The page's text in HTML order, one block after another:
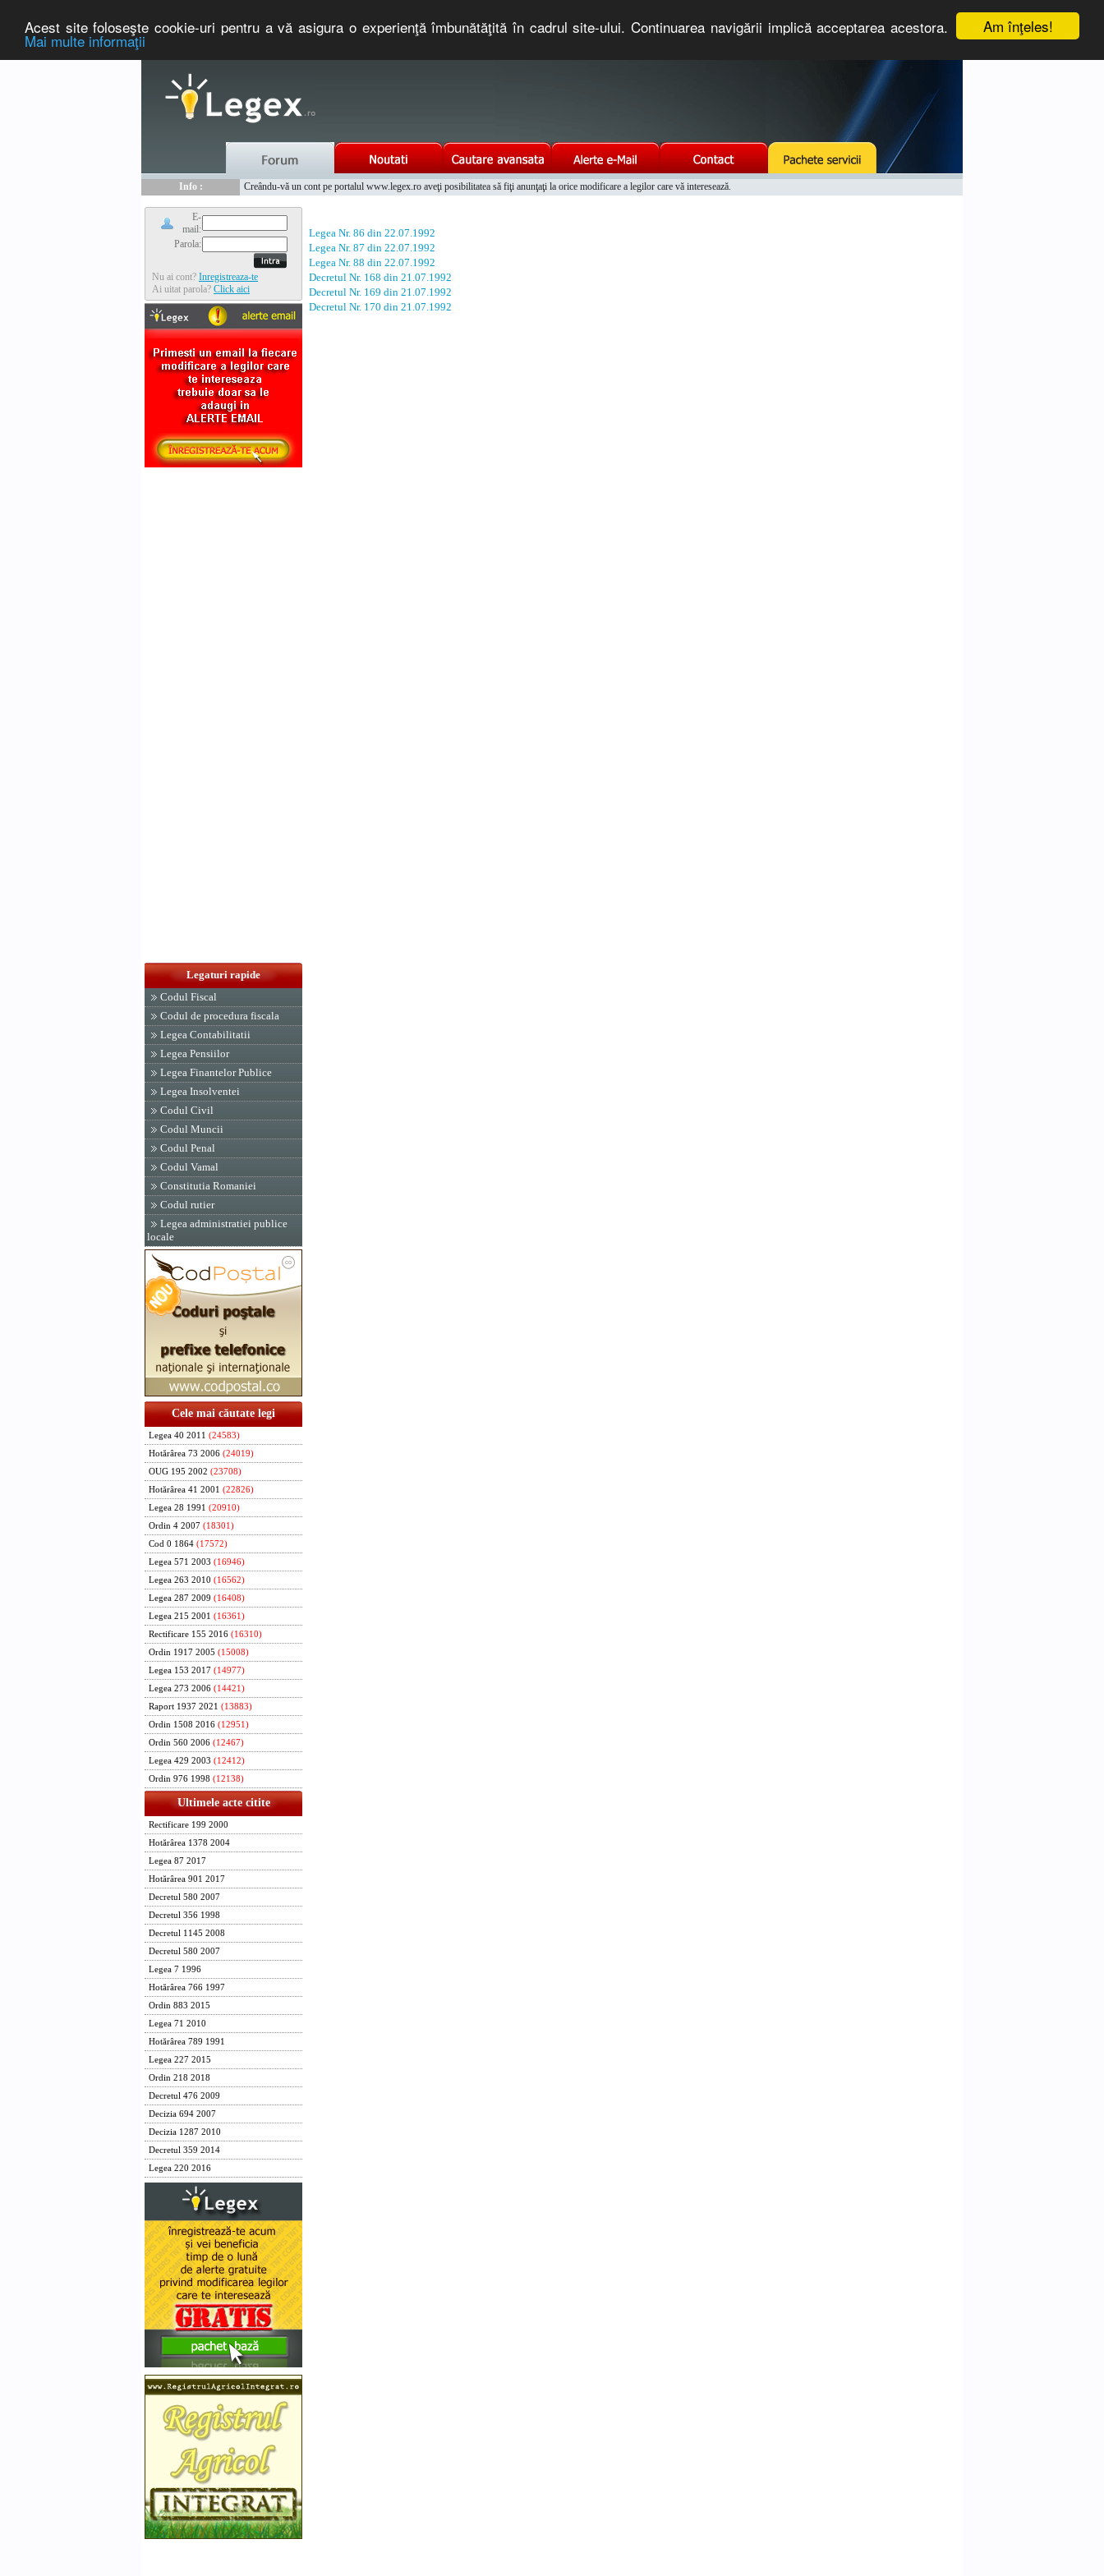
Am înţeles!
Acest site foloseşte cookie-uri pentru a vă asigura o experienţă îmbunătăţită în cadrul site-ului. Continuarea navigării implică acceptarea acestora.
Mai multe informaţii
Info :
Creându-vă un cont pe portalul www.legex.ro aveţi posibilitatea să fiţi anunţaţi la orice modificare a legilor care vă interesează.
E-
mail:
Parola:
Nu ai cont? Inregistreaza-te
Ai uitat parola? Click aici
Legaturi rapide
Codul Fiscal
Codul de procedura fiscala
Legea Contabilitatii
Legea Pensiilor
Legea Finantelor Publice
Legea Insolventei
Codul Civil
Codul Muncii
Codul Penal
Codul Vamal
Constitutia Romaniei
Codul rutier
Legea administratiei publice
locale
Cele mai căutate legi
Legea 40 2011 (24583)
Hotărârea 73 2006 (24019)
OUG 195 2002 (23708)
Hotărârea 41 2001 (22826)
Legea 28 1991 (20910)
Ordin 4 2007 (18301)
Cod 0 1864 (17572)
Legea 571 2003 (16946)
Legea 263 2010 (16562)
Legea 287 2009 (16408)
Legea 215 2001 (16361)
Rectificare 155 2016 (16310)
Ordin 1917 2005 (15008)
Legea 153 2017 (14977)
Legea 273 2006 (14421)
Raport 1937 2021 (13883)
Ordin 1508 2016 (12951)
Ordin 560 2006 (12467)
Legea 429 2003 (12412)
Ordin 976 1998 (12138)
Ultimele acte citite
Rectificare 199 2000
Hotărârea 1378 2004
Legea 87 2017
Hotărârea 901 2017
Decretul 580 2007
Decretul 356 1998
Decretul 1145 2008
Decretul 580 2007
Legea 7 1996
Hotărârea 766 1997
Ordin 883 2015
Legea 71 2010
Hotărârea 789 1991
Legea 227 2015
Ordin 218 2018
Decretul 476 2009
Decizia 694 2007
Decizia 1287 2010
Decretul 359 2014
Legea 220 2016
Legea Nr. 86 din 22.07.1992
Legea Nr. 87 din 22.07.1992
Legea Nr. 88 din 22.07.1992
Decretul Nr. 168 din 21.07.1992
Decretul Nr. 169 din 21.07.1992
Decretul Nr. 170 din 21.07.1992